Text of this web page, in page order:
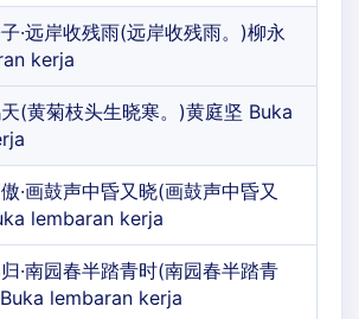
·远岸收残雨(远岸收残雨。)柳永
kerja
(黄菊枝头生晓寒。)黄庭坚 Buka
·画鼓声中昏又晓(画鼓声中昏又
lembaran kerja
·南园春半踏青时(南园春半踏青
lembaran kerja